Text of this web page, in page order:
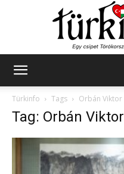
Türkinfo
Tags Orbán Viktor
Tag: Orbán Viktor